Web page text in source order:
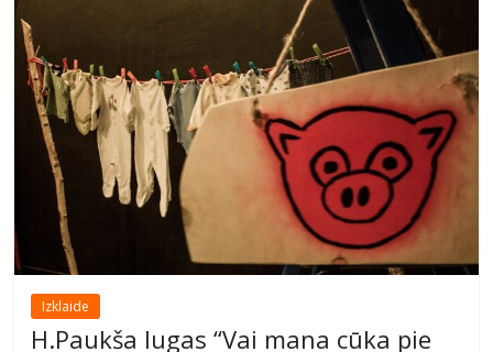
Izklaide
H.Paukša lugas “Vai mana cūka pie